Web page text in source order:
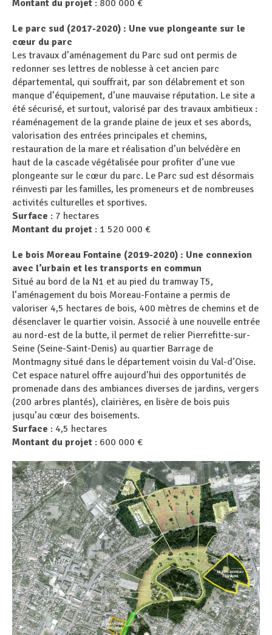
Montant du projet : 800 000 €
Le parc sud (2017-2020) : Une vue plongeante sur le
cœur du parc
Les travaux d’aménagement du Parc sud ont permis de
redonner ses lettres de noblesse à cet ancien parc
départemental, qui souffrait, par son délabrement et son
manque d’équipement, d’une mauvaise réputation. Le site a
été sécurisé, et surtout, valorisé par des travaux ambitieux :
réaménagement de la grande plaine de jeux et ses abords,
valorisation des entrées principales et chemins,
restauration de la mare et réalisation d’un belvédère en
haut de la cascade végétalisée pour profiter d’une vue
plongeante sur le cœur du parc. Le Parc sud est désormais
réinvesti par les familles, les promeneurs et de nombreuses
activités culturelles et sportives.
Surface : 7 hectares
Montant du projet : 1 520 000 €
Le bois Moreau Fontaine (2019-2020) : Une connexion
avec l’urbain et les transports en commun
Situé au bord de la N1 et au pied du tramway T5,
l’aménagement du bois Moreau-Fontaine a permis de
valoriser 4,5 hectares de bois, 400 mètres de chemins et de
désenclaver le quartier voisin. Associé à une nouvelle entrée
au nord-est de la butte, il permet de relier Pierrefitte-sur-
Seine (Seine-Saint-Denis) au quartier Barrage de
Montmagny situé dans le département voisin du Val-d’Oise.
Cet espace naturel offre aujourd’hui des opportunités de
promenade dans des ambiances diverses de jardins, vergers
(200 arbres plantés), clairières, en lisère de bois puis
jusqu’au cœur des boisements.
Surface : 4,5 hectares
Montant du projet : 600 000 €